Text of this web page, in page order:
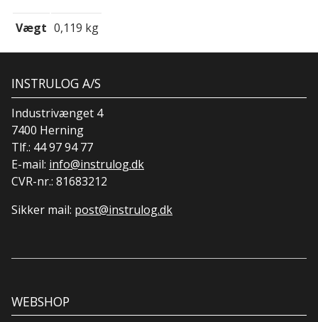
Vægt 0,119 kg
INSTRULOG A/S
Industrivænget 4
7400 Herning
Tlf.: 44 97 94 77
E-mail: info@instrulog.dk
CVR-nr.: 81683212
Sikker mail: post@instrulog.dk
WEBSHOP